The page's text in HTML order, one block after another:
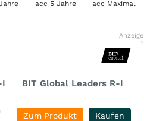
Anzeige
I BIT Global Leaders R-I
Kaufen
Zum Produkt